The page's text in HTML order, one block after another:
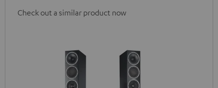
Check out a similar product now